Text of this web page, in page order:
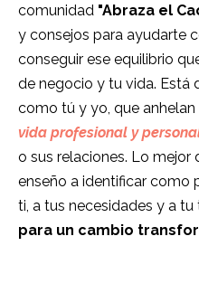
comunidad "Abraza el
y consejos para ayudarte
conseguir ese equilibrio
de negocio y tu vida. Está
como tú y yo, que anhelan
vida profesional y
o sus relaciones. Lo mejor
enseño a identificar como
ti, a tus necesidades y a tu
para un cambio